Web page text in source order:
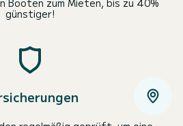
günstiger!